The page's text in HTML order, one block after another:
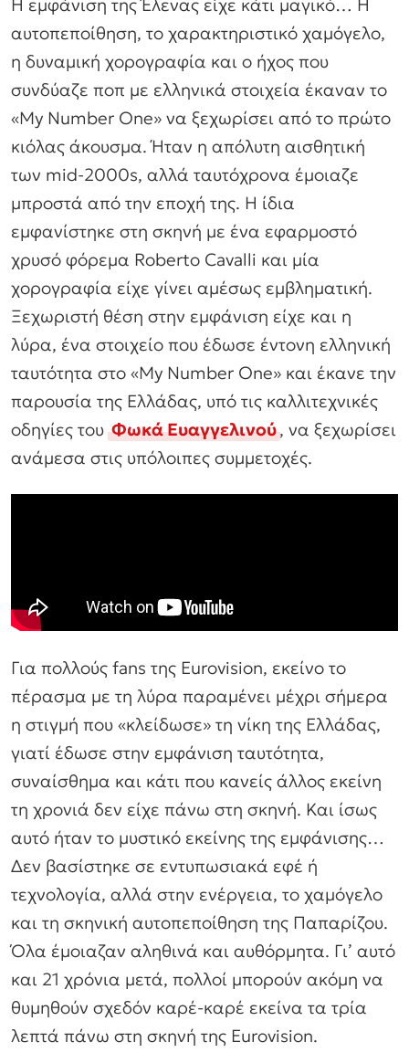
αυτοπεποίθηση, το χαρακτηριστικό χαμόγελο,
η δυναμική χορογραφία και ο ήχος που
συνδύαζε ποπ με ελληνικά στοιχεία έκαναν το
«My Number One» να ξεχωρίσει από το πρώτο
κιόλας άκουσμα. Ήταν η απόλυτη αισθητική
των mid-2000s, αλλά ταυτόχρονα έμοιαζε
μπροστά από την εποχή της. Η ίδια
εμφανίστηκε στη σκηνή με ένα εφαρμοστό
χρυσό φόρεμα Roberto Cavalli και μία
χορογραφία είχε γίνει αμέσως εμβληματική.
Ξεχωριστή θέση στην εμφάνιση είχε και η
λύρα, ένα στοιχείο που έδωσε έντονη ελληνική
ταυτότητα στο «My Number One» και έκανε την
παρουσία της Ελλάδας, υπό τις καλλιτεχνικές
οδηγίες τουΦωκά Ευαγγελινού, να ξεχωρίσει
ανάμεσα στις υπόλοιπες συμμετοχές.
Για πολλούς fans της Eurovision, εκείνο το
πέρασμα με τη λύρα παραμένει μέχρι σήμερα
η στιγμή που «κλείδωσε» τη νίκη της Ελλάδας,
γιατί έδωσε στην εμφάνιση ταυτότητα,
συναίσθημα και κάτι που κανείς άλλος εκείνη
τη χρονιά δεν είχε πάνω στη σκηνή. Και ίσως
αυτό ήταν το μυστικό εκείνης της εμφάνισης…
Δεν βασίστηκε σε εντυπωσιακά εφέ ή
τεχνολογία, αλλά στην ενέργεια, το χαμόγελο
και τη σκηνική αυτοπεποίθηση της Παπαρίζου.
Όλα έμοιαζαν αληθινά και αυθόρμητα. Γι’ αυτό
και 21 χρόνια μετά, πολλοί μπορούν ακόμη να
θυμηθούν σχεδόν καρέ-καρέ εκείνα τα τρία
λεπτά πάνω στη σκηνή της Eurovision.